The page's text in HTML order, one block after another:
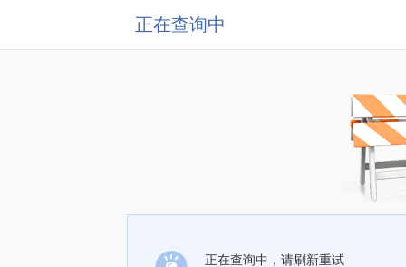
正在查询中
正在查询中，请刷新重试